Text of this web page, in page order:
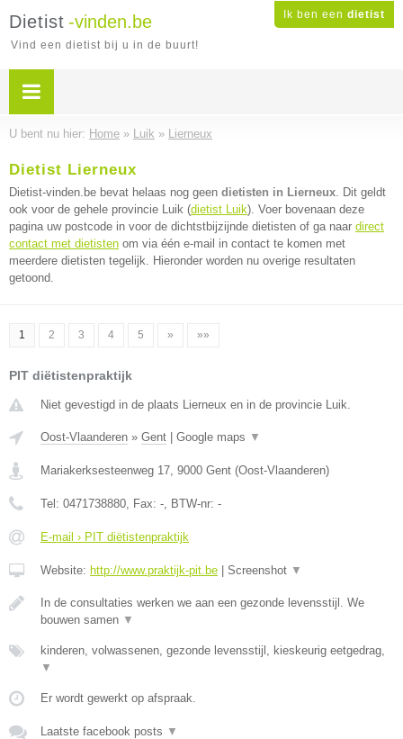
Ik ben een dietist
Dietist -vinden.be
Vind een dietist bij u in de buurt!
U bent nu hier: Home » Luik » Lierneux
Dietist Lierneux
Dietist-vinden.be bevat helaas nog geen dietisten in Lierneux. Dit geldt
ook voor de gehele provincie Luik (dietist Luik). Voer bovenaan deze
pagina uw postcode in voor de dichtstbijzijnde dietisten of ga naar direct
contact met dietisten om via één e-mail in contact te komen met
meerdere dietisten tegelijk. Hieronder worden nu overige resultaten
getoond.
1 2 3 4 5 » »»
PIT diëtistenpraktijk
Niet gevestigd in de plaats Lierneux en in de provincie Luik.
Oost-Vlaanderen » Gent Google maps ▼
Mariakerksesteenweg 17, 9000 Gent (Oost-Vlaanderen)
Tel: 0471738880, Fax: -, BTW-nr: -
E-mail › PIT diëtistenpraktijk
Website: http://www.praktijk-pit.be Screenshot ▼
In de consultaties werken we aan een gezonde levensstijl. We
bouwen samen ▼
kinderen, volwassenen, gezonde levensstijl, kieskeurig eetgedrag,
▼
Er wordt gewerkt op afspraak.
Laatste facebook posts ▼